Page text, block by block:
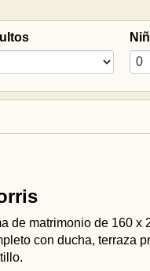
de matrimonio de 160 x
con ducha, terraza